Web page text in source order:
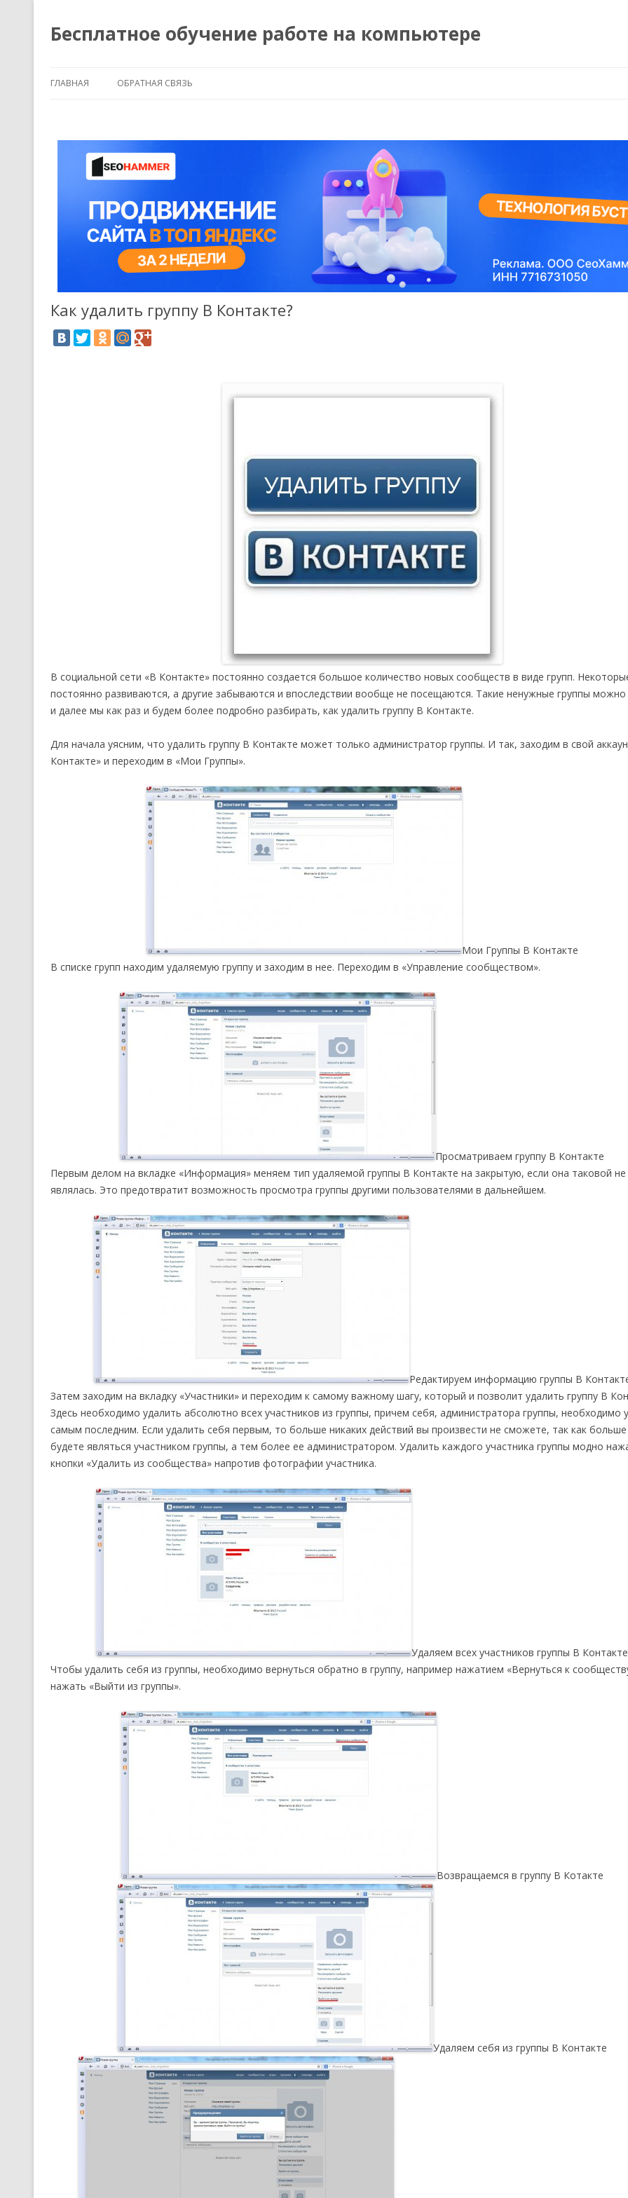
Бесплатное обучение работе на компьютере
ГЛАВНАЯ ОБРАТНАЯ СВЯЗЬ
Как удалить группу В Контакте?
В социальной сети «В Контакте» постоянно создается большое количество новых сообществ в виде групп.
постоянно развиваются, а другие забываются и впоследствии вообще не посещаются. Такие ненужные группы можно
и далее мы как раз и будем более подробно разбирать, как удалить группу В Контакте.
Для начала уясним, что удалить группу В Контакте может только администратор группы. И так, заходим в свой
Контакте» и переходим в «Мои Группы».
Мои Группы В Контакте
В списке групп находим удаляемую группу и заходим в нее. Переходим в «Управление сообществом».
Просматриваем группу В Контакте
Первым делом на вкладке «Информация» меняем тип удаляемой группы В Контакте на закрытую, если она таковой не
являлась. Это предотвратит возможность просмотра группы другими пользователями в дальнейшем.
Редактируем информацию группы В
Затем заходим на вкладку «Участники» и переходим к самому важному шагу, который и позволит удалить группу В
Здесь необходимо удалить абсолютно всех участников из группы, причем себя, администратора группы, необходимо
самым последним. Если удалить себя первым, то больше никаких действий вы произвести не сможете, так как больше
будете являться участником группы, а тем более ее администратором. Удалить каждого участника группы модно
кнопки «Удалить из сообщества» напротив фотографии участника.
Удаляем всех участников группы В Контакте
Чтобы удалить себя из группы, необходимо вернуться обратно в группу, например нажатием «Вернуться к
нажать «Выйти из группы».
Возвращаемся в группу В Котакте
Удаляем себя из группы В Контакте